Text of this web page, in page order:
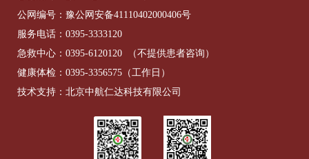
公网编号： 豫公网安备41110402000406号
服务电话： 0395-3333120
急救中心： 0395-6120120
（不提供患者咨询）
健康体检： 0395-3356575 （工作日）
技术支持：北京中航仁达科技有限公司